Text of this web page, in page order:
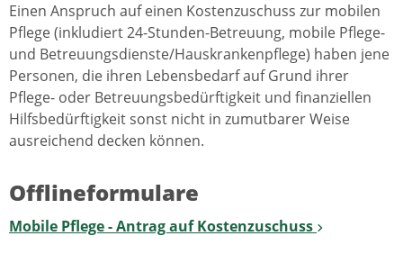
Einen Anspruch auf einen Kostenzuschuss zur mobilen
Pflege (inkludiert 24-Stunden-Betreuung, mobile Pflege-
und Betreuungsdienste/Hauskrankenpflege) haben jene
Personen, die ihren Lebensbedarf auf Grund ihrer
Pflege- oder Betreuungsbedürftigkeit und finanziellen
Hilfsbedürftigkeit sonst nicht in zumutbarer Weise
ausreichend decken können.
Offlineformulare
Mobile Pflege - Antrag auf Kostenzuschuss